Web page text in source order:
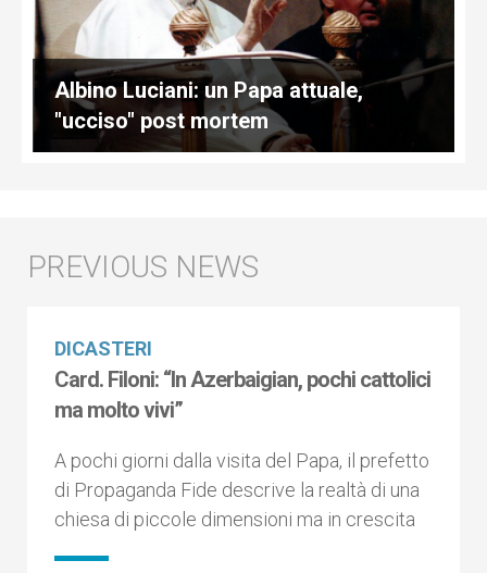
Albino Luciani: un Papa attuale,
"ucciso" post mortem
DICASTERI
Card. Filoni: “In Azerbaigian, pochi cattolici
ma molto vivi”
A pochi giorni dalla visita del Papa, il prefetto
di Propaganda Fide descrive la realtà di una
chiesa di piccole dimensioni ma in crescita